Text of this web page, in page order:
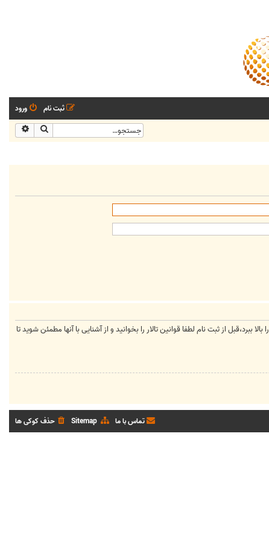
ورود
ثبت نام
جستجو
از ثبت نام لطفا قوانین تالار را بخوانید و از آشنایی با آنها مطمئن شوید تا
حذف کوکی ها Sitemap تماس با ما